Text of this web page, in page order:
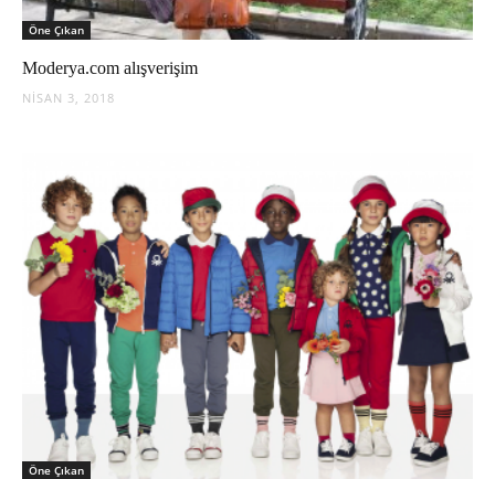
Öne Çıkan
Moderya.com alışverişim
NISAN 3, 2018
Öne Çıkan